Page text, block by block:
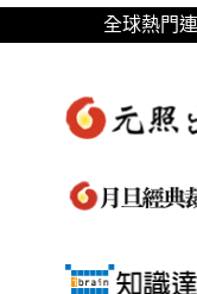
全球熱門